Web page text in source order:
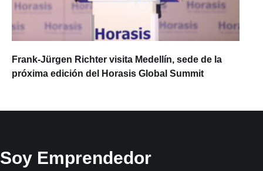
Frank-Jürgen Richter visita Medellín, sede de la
próxima edición del Horasis Global Summit
Soy Emprendedor